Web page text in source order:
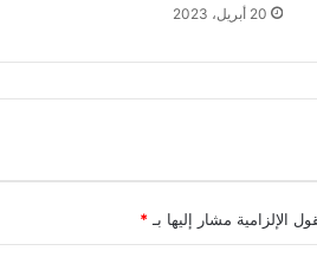
20 أبريل، 2023
الإلزامية مشار إليها بـ *